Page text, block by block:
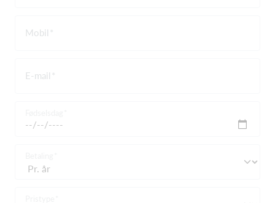
Mobil
E-mail